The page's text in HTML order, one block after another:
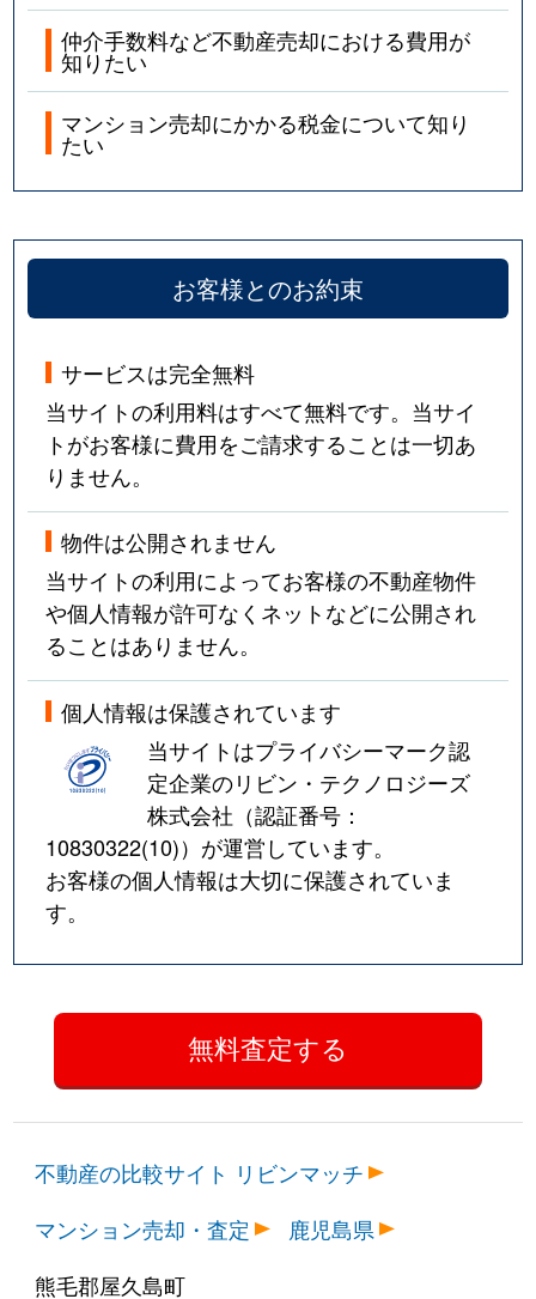
仲介手数料など不動産売却における費用が
知りたい
マンション売却にかかる税金について知り
たい
お客様とのお約束
サービスは完全無料
当サイトの利用料はすべて無料です。当サイ
トがお客様に費用をご請求することは一切あ
りません。
物件は公開されません
当サイトの利用によってお客様の不動産物件
や個人情報が許可なくネットなどに公開され
ることはありません。
個人情報は保護されています
当サイトはプライバシーマーク認
定企業のリビン・テクノロジーズ
株式会社（認証番号：
10830322(10)）が運営しています。
お客様の個人情報は大切に保護されていま
す。
不動産の比較サイト リビンマッチ
マンション売却・査定
鹿児島県
熊毛郡屋久島町